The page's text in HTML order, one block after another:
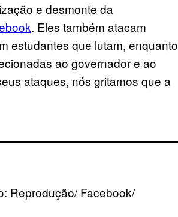
e desmonte da
. Eles também atacam
estudantes que lutam, enquanto
ao governador e ao
ataques, nós gritamos que a
Reprodução/ Facebook/